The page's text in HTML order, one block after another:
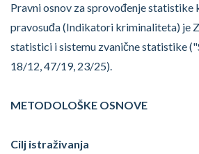
Pravni osnov za sprovođenje
pravosuđa (Indikatori kriminaliteta) je
statistici i sistemu zvanične statistike
18/12, 47/19, 23/25).
METODOLOŠKE OSNOVE
Cilj istraživanja